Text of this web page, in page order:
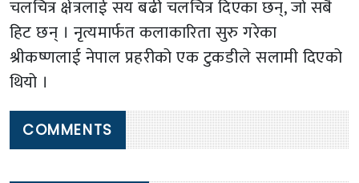
चलचित्र क्षेत्रलाई सय बढी चलचित्र दिएका छन्, जो सबै
हिट छन् । नृत्यमार्फत कलाकारिता सुरु गरेका
श्रीकष्णलाई नेपाल प्रहरीको एक टुकडीले सलामी दिएको
थियो ।
COMMENTS